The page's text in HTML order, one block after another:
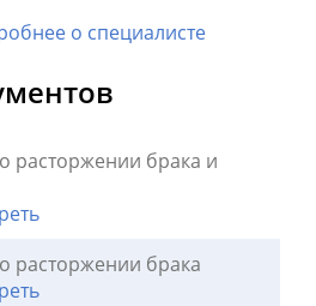
о специалисте
расторжении брака и
расторжении брака